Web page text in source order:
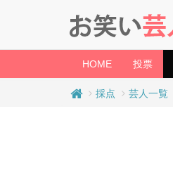
HOME 投票
採点 芸人一覧